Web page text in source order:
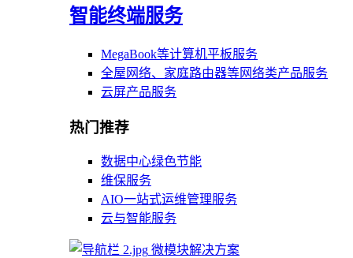
智能终端服务
MegaBook等计算机平板服务
全屋网络、家庭路由器等网络类产品服务
云屏产品服务
热门推荐
数据中心绿色节能
维保服务
AIO一站式运维管理服务
云与智能服务
微模块解决方案